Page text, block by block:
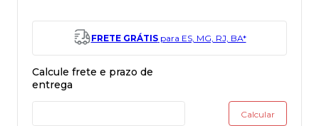
FRETE GRÁTISpara ES, MG, RJ, BA*